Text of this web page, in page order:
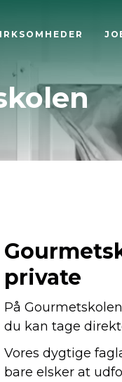
private
På
du kan tage
Vores dygtige
bare elsker at